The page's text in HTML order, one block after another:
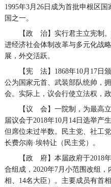
1995年3月26日成为首批申根区
国之一。
【政 治】实行君主立宪制
进经济社会体制改革与多元化战
展，外交活跃。
【宪 法】1868年10月17日
公为国家元首、武装部队统帅，
会。实际上，议会行使立法权，
【议 会】一院制，为最高
届议会于2018年10月14日选举产
但席位未过半数。民主党、社工
长费尔南·埃特让（民主党）。
【政 府】本届政府于2018
合组成，2020年7月小范围改组
相、14名大臣）。主要成员有首